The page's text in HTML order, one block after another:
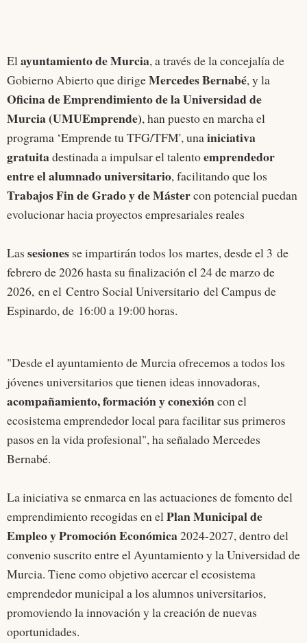
Elayuntamiento de Murcia, a través de la concejalía de
Gobierno Abierto que dirigeMercedes Bernabé, y la
Oficina de Emprendimiento de la Universidad de
Murcia (UMUEmprende), han puesto en marcha el
programa ‘Emprende tu TFG/TFM', unainiciativa
gratuitadestinada a impulsar el talentoemprendedor
entre el alumnado universitario, facilitando que los
Trabajos Fin de Grado y de Mástercon potencial puedan
evolucionar hacia proyectos empresariales reales
Las sesiones se impartirán todos los martes, desde el 3 de
febrero de 2026 hasta su finalización el 24 de marzo de
2026, en el Centro Social Universitario del Campus de
Espinardo, de 16:00 a 19:00 horas.
"Desde el ayuntamiento de Murcia ofrecemos a todos los
jóvenes universitarios que tienen ideas innovadoras,
acompañamiento, formación y conexióncon el
ecosistema emprendedor local para facilitar sus primeros
pasos en la vida profesional", ha señalado Mercedes
Bernabé.
La iniciativa se enmarca en las actuaciones de fomento del
emprendimiento recogidas en elPlan Municipal de
Empleo y Promoción Económica2024-2027, dentro del
convenio suscrito entre el Ayuntamiento y la Universidad de
Murcia. Tiene como objetivo acercar el ecosistema
emprendedor municipal a los alumnos universitarios,
promoviendo la innovación y la creación de nuevas
oportunidades.